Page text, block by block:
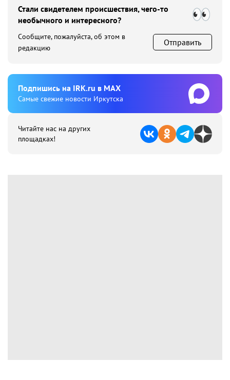
Стали свидетелем происшествия, чего-то
необычного и интересного?
Сообщите, пожалуйста, об этом в
редакцию
Отправить
Подпишиcь на IRK.ru в MAX
Cамые свежие новости Иркутска
Читайте нас на других
площадках!